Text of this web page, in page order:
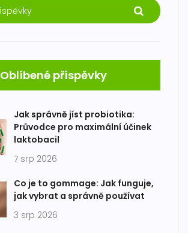
Oblíbené příspěvky
Jak správně jíst probiotika:
Průvodce pro maximální účinek
laktobacil
7 srp 2026
Co je to gommage: Jak funguje,
jak vybrat a správně používat
3 srp 2026